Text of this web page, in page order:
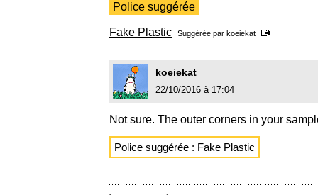
Police suggérée
Fake Plastic Suggérée par koeiekat
koeiekat
22/10/2016 à 17:04
Not sure. The outer corners in your
Police suggérée : Fake Plastic